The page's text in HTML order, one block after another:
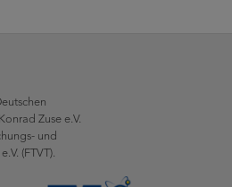
Zuse e.V.
und
(FTVT).